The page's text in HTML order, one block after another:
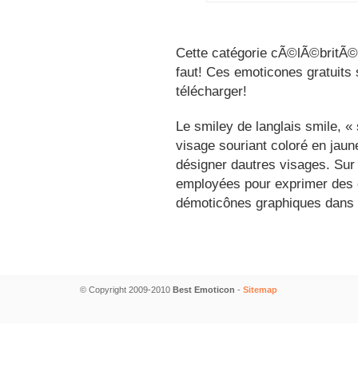
Cette catégorie
faut! Ces emoticones
télécharger!
Le smiley de langlais smile,
visage souriant coloré en
désigner dautres visages.
employées pour exprimer
démoticônes graphiques
© Copyright 2009-2010 Best Emoticon - Sitemap